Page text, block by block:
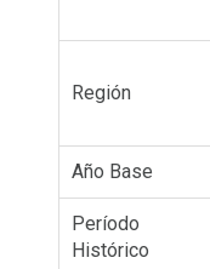
Región
Año Base
Período
Histórico